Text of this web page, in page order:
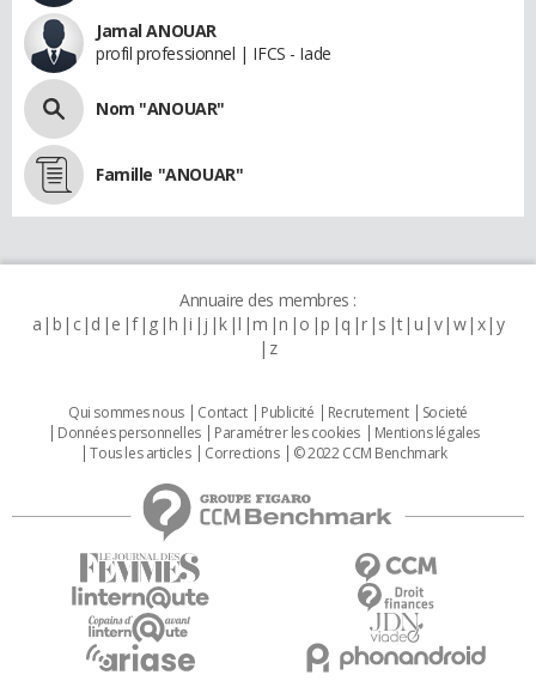
Jamal ANOUAR
profil professionnel | IFCS - Iade
Nom "ANOUAR"
Famille "ANOUAR"
Annuaire des membres :
a b c d e f g h i j k l m n o p q r s t u v w x y
z
Qui sommes nous Contact Publicité Recrutement
Societé
Données personnelles
Paramétrer les cookies
Mentions légales
Tous les articles
Corrections © 2022 CCM Benchmark